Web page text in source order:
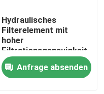
Hydraulisches
Filterelement mit
hoher
Filtrationsgenauigkeit
für hydraulische
Anwendungen
Anfrage absenden